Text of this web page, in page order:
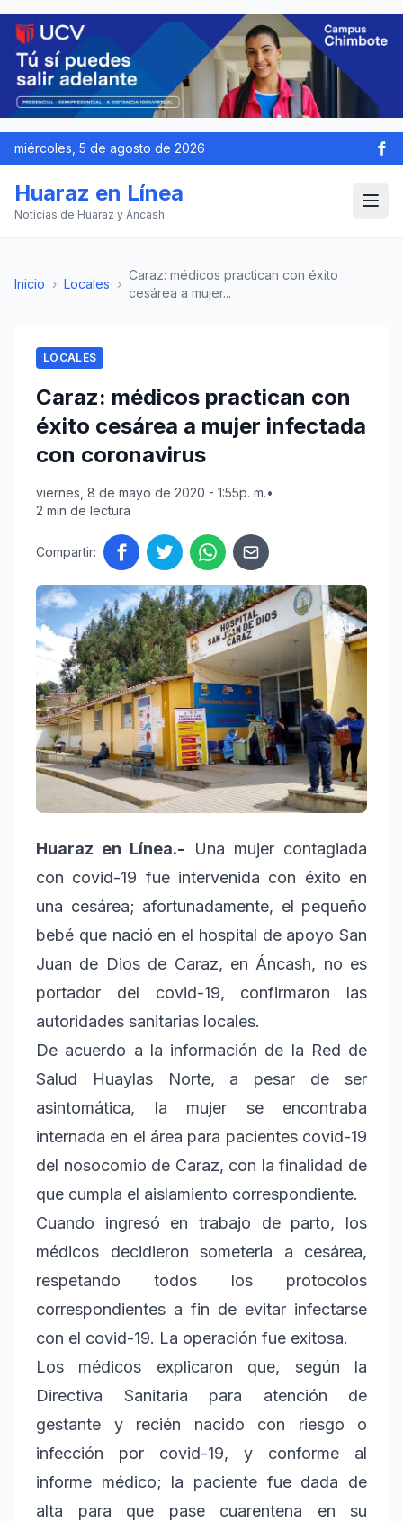
miércoles, 5 de agosto de 2026
Huaraz en Línea
Noticias de Huaraz y Áncash
Inicio › Locales ›
Caraz: médicos practican con éxito
cesárea a mujer...
LOCALES
Caraz: médicos practican con
éxito cesárea a mujer infectada
con coronavirus
viernes, 8 de mayo de 2020 - 1:55p. m.•
2 min de lectura
Compartir:
Huaraz en Línea.- Una mujer contagiada
con covid-19 fue intervenida con éxito en
una cesárea; afortunadamente, el pequeño
bebé que nació en el hospital de apoyo San
Juan de Dios de Caraz, en Áncash, no es
portador del covid-19, confirmaron las
autoridades sanitarias locales.
De acuerdo a la información de la Red de
Salud Huaylas Norte, a pesar de ser
asintomática, la mujer se encontraba
internada en el área para pacientes covid-19
del nosocomio de Caraz, con la finalidad de
que cumpla el aislamiento correspondiente.
Cuando ingresó en trabajo de parto, los
médicos decidieron someterla a cesárea,
respetando todos los protocolos
correspondientes a fin de evitar infectarse
con el covid-19. La operación fue exitosa.
Los médicos explicaron que, según la
Directiva Sanitaria para atención de
gestante y recién nacido con riesgo o
infección por covid-19, y conforme al
informe médico; la paciente fue dada de
alta para que pase cuarentena en su